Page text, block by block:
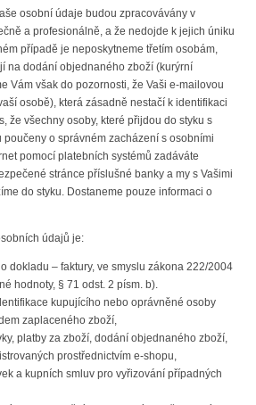
osobní údaje budou zpracovávány v
a profesionálně, a že nedojde k jejich úniku
případě je neposkytneme třetím osobám,
na dodání objednaného zboží (kurýrní
Vám však do pozornosti, že Vaši e-mailovou
osobě), která zásadně nestačí k identifikaci
že všechny osoby, které přijdou do styku s
o správném zacházení s osobními
pomocí platebních systémů zadáváte
stránce příslušné banky a my s Vašimi
do styku. Dostaneme pouze informaci o
údajů je:
dokladu – faktury, ve smyslu zákona 222/2004
hodnoty, § 71 odst. 2 písm. b).
kupujícího nebo oprávněné osoby
zaplaceného zboží,
platby za zboží, dodání objednaného zboží,
prostřednictvím e-shopu,
a kupních smluv pro vyřizování případných